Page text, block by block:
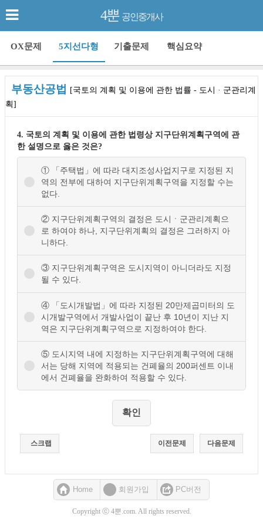
4뿐 공인중개사
OX문제 5지선다형 기출문제 핵심요약
부동산공법
[국토의 계획 및 이용에 관한 법률 - 도시 · 군관리계
획]
4. 국토의 계획 및 이용에 관한 법령상 지구단위계획구역에 관
한 설명으로 옳은 것은?
① 「주택법」에 따라 대지조성사업지구로 지정된 지
역의 전부에 대하여 지구단위계획구역을 지정할 수는
없다.
② 지구단위계획구역의 결정은 도시ㆍ군관리계획으
로 하여야 하나, 지구단위계획의 결정은 그러하지 아
니하다.
③ 지구단위계획구역은 도시지역이 아니더라도 지정
될 수 있다.
④ 「도시개발법」에 따라 지정된 20만제곱미터의 도
시개발구역에서 개발사업이 끝난 후 10년이 지난 지
역은 지구단위계획구역으로 지정하여야 한다.
⑤ 도시지역 내에 지정하는 지구단위계획구역에 대해
서는 당해 지역에 적용되는 건폐율의 200퍼센트 이내
에서 건폐율을 완화하여 적용할 수 있다.
스크랩 다음문제
이전문제
Home 회원가입 PC버전
Copyright ⓒ 4뿐.com. All rights reserved.